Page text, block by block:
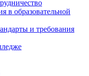
в образовательной
и требования